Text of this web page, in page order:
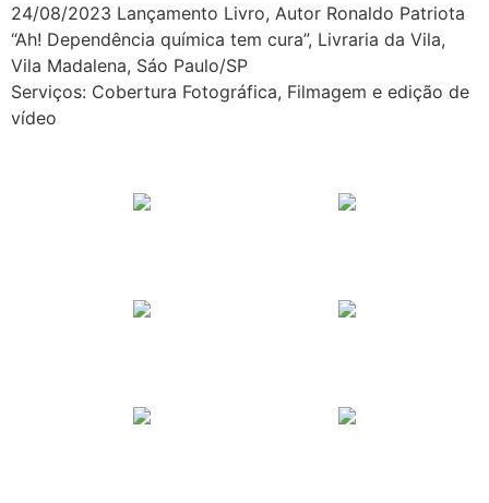
24/08/2023 Lançamento Livro, Autor Ronaldo Patriota
“Ah! Dependência química tem cura”, Livraria da Vila,
Vila Madalena, Sáo Paulo/SP
Serviços: Cobertura Fotográfica, Filmagem e edição de
vídeo